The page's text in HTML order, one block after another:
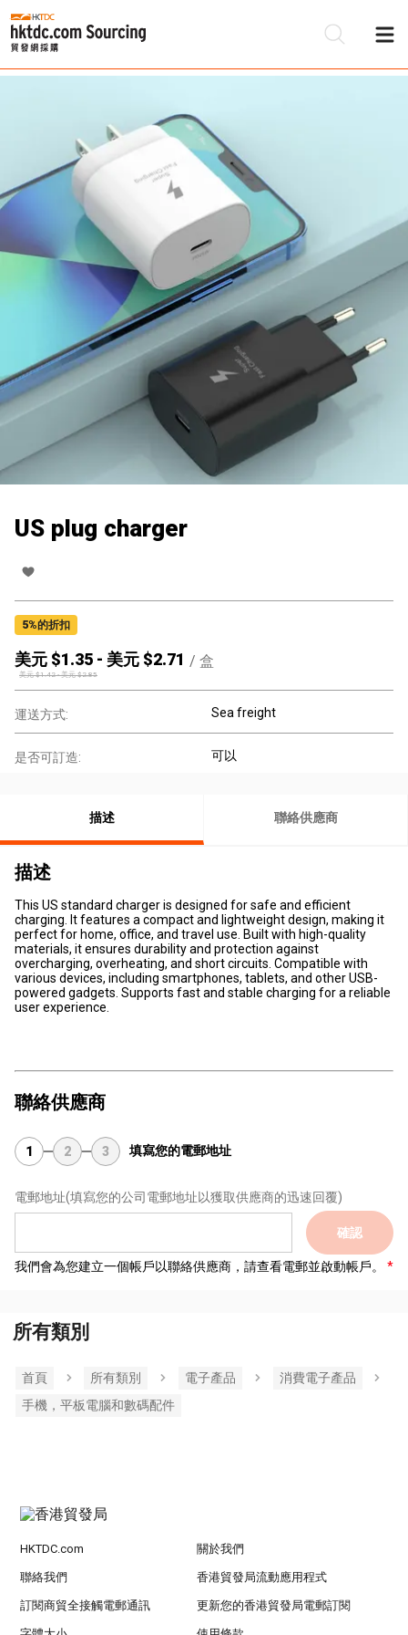
US plug charger
5%的折扣
美元 $1.35 - 美元 $2.71 / 盒
美元 $1.42-美元 $2.85
運送方式: Sea freight
是否可訂造: 可以
描述 聯絡供應商
描述
This US standard charger is designed for safe and efficient
charging. It features a compact and lightweight design, making it
perfect for home, office, and travel use. Built with high-quality
materials, it ensures durability and protection against
overcharging, overheating, and short circuits. Compatible with
various devices, including smartphones, tablets, and other USB-
powered gadgets. Supports fast and stable charging for a reliable
user experience.
聯絡供應商
1 2 3 填寫您的電郵地址
電郵地址(填寫您的公司電郵地址以獲取供應商的迅速回覆)
確認
我們會為您建立一個帳戶以聯絡供應商，請查看電郵並啟動帳戶。
所有類別
首頁 所有類別 電子產品
消費電子產品
手機，平板電腦和數碼配件
HKTDC.com 關於我們
聯絡我們 香港貿發局流動應用程式
訂閱商貿全接觸電郵通訊 更新您的香港貿發局電郵訂閱